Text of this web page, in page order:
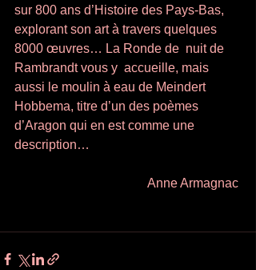
sur 800 ans d’Histoire des Pays-Bas,
explorant son art à travers quelques
8000 œuvres… La Ronde de  nuit de
Rambrandt vous y  accueille, mais
aussi le moulin à eau de Meindert
Hobbema, titre d’un des poèmes
d’Aragon qui en est comme une
description…
Anne Armagnac